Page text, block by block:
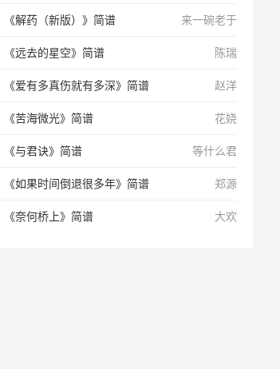
来一碗老于
《解药（新版）》简谱
陈瑞
《远去的星空》简谱
赵洋
《爱有多真伤就有多深》简谱
花娆
《苦海微光》简谱
等什么君
《与君诀》简谱
郑源
《如果时间倒退很多年》简谱
大欢
《奈何桥上》简谱